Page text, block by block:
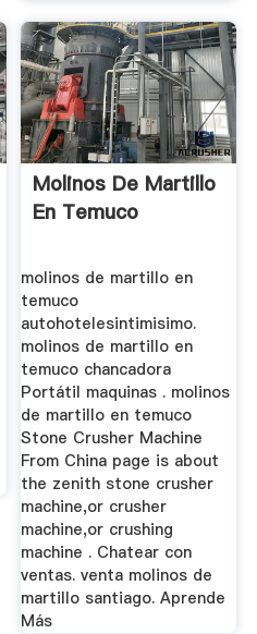
Molinos De Martillo
En Temuco
molinos de martillo en
temuco
autohotelesintimisimo.
molinos de martillo en
temuco chancadora
Portátil maquinas . molinos
de martillo en temuco
Stone Crusher Machine
From China page is about
the zenith stone crusher
machine,or crusher
machine,or crushing
machine . Chatear con
ventas. venta molinos de
martillo santiago. Aprende
Más